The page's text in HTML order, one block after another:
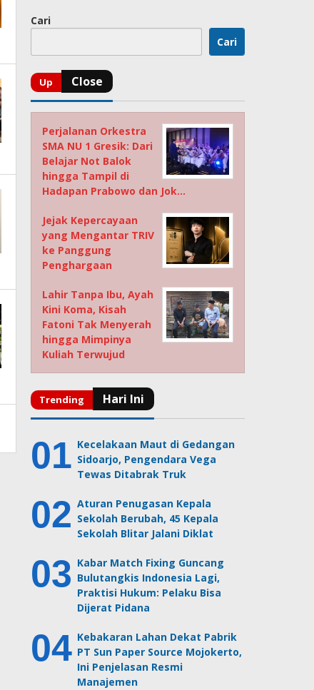
Cari
Cari
Perjalanan Orkestra
SMA NU 1 Gresik: Dari
Belajar Not Balok
hingga Tampil di
Hadapan Prabowo dan Jok…
Jejak Kepercayaan
yang Mengantar TRIV
ke Panggung
Penghargaan
Lahir Tanpa Ibu, Ayah
Kini Koma, Kisah
Fatoni Tak Menyerah
hingga Mimpinya
Kuliah Terwujud
Kecelakaan Maut di Gedangan
Sidoarjo, Pengendara Vega
Tewas Ditabrak Truk
Aturan Penugasan Kepala
Sekolah Berubah, 45 Kepala
Sekolah Blitar Jalani Diklat
Kabar Match Fixing Guncang
Bulutangkis Indonesia Lagi,
Praktisi Hukum: Pelaku Bisa
Dijerat Pidana
Kebakaran Lahan Dekat Pabrik
PT Sun Paper Source Mojokerto,
Ini Penjelasan Resmi
Manajemen